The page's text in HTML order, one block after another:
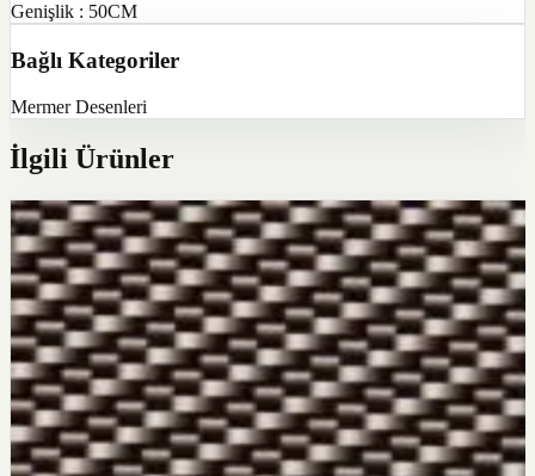
Genişlik : 50CM
Bağlı Kategoriler
Mermer Desenleri
İlgili Ürünler